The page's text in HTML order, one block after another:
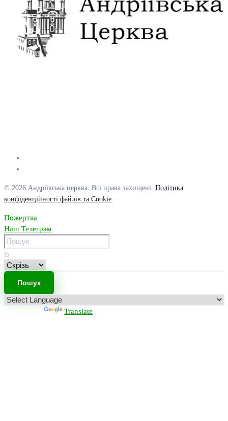
© 2026 Андріївська церква. Всі права захищені. Політика
конфіденційності файлів та Cookie
Пожертва
Наш Телеграм
із
Translate